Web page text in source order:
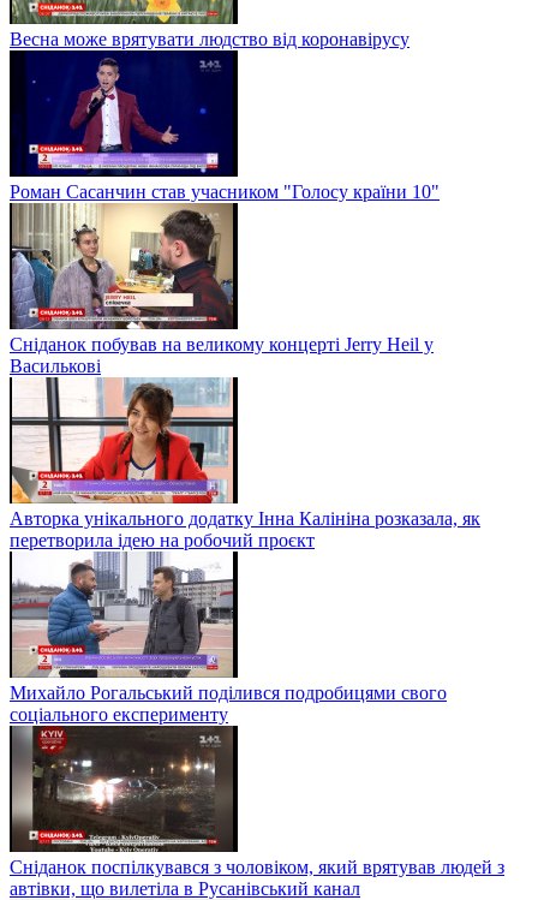
Весна може врятувати людство від коронавірусу
Роман Сасанчин став учасником "Голосу країни 10"
Сніданок побував на великому концерті Jerry Heil у
Василькові
Авторка унікального додатку Інна Калініна розказала, як
перетворила ідею на робочий проєкт
Михайло Рогальський поділився подробицями свого
соціального експерименту
Сніданок поспілкувався з чоловіком, який врятував людей з
автівки, що вилетіла в Русанівський канал